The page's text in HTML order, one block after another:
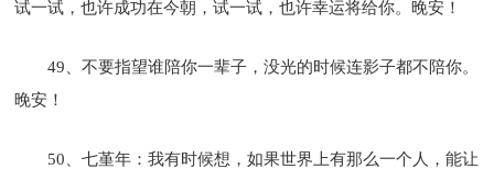
试一试，也许成功在今朝，试一试，也许幸运将给你。晚安！
49、不要指望谁陪你一辈子，没光的时候连影子都不陪你。
晚安！
50、七堇年：我有时候想，如果世界上有那么一个人，能让